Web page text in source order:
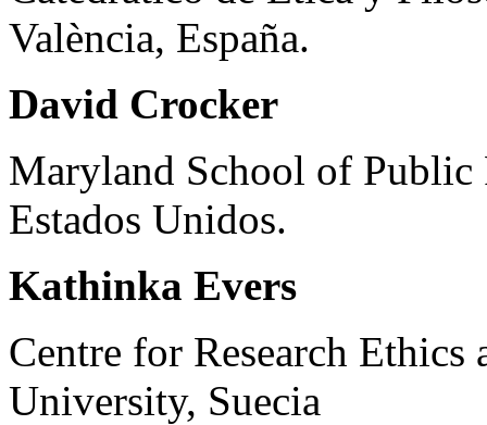
València, España.
David Crocker
Maryland School of
Estados Unidos.
Kathinka Evers
Centre for Research
University, Suecia